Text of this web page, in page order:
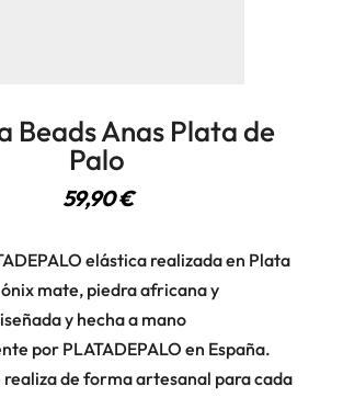
Beads Anas Plata de
Palo
59,90€
elástica realizada en Plata
mate, piedra africana y
y hecha a mano
por PLATADEPALO en España.
realiza de forma artesanal para cada